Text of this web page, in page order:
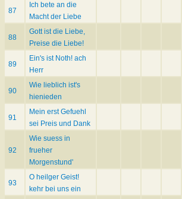
87
Ich bete an die
Macht der Liebe
88
Gott ist die Liebe,
Preise die Liebe!
89
Ein's ist Noth! ach
Herr
90
Wie lieblich ist's
hienieden
91
Mein erst Gefuehl
sei Preis und Dank
92
Wie suess in
frueher
Morgenstund'
93
O heilger Geist!
kehr bei uns ein